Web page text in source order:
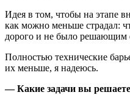
Идея в том, чтобы на этапе
как можно меньше страдал:
дорого и не было решающим
Полностью технические
их меньше, я надеюсь.
— Какие задачи вы